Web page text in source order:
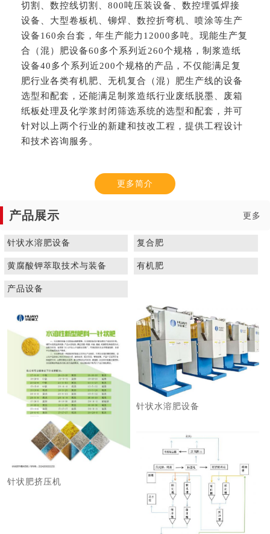
切割、数控线切割、800吨压装设备、数控埋弧焊接
设备、大型卷板机、铆焊、数控折弯机、喷涂等生产
设备160余台套，年生产能力12000多吨。现能生产复
合（混）肥设备60多个系列近260个规格，制浆造纸
设备40多个系列近200个规格的产品，不仅能满足复
肥行业各类有机肥、无机复合（混）肥生产线的设备
选型和配套，还能满足制浆造纸行业废纸脱墨、废箱
纸板处理及化学浆封闭筛选系统的选型和配套，并可
针对以上两个行业的新建和技改工程，提供工程设计
和技术咨询服务。
更多简介
产品展示 更多
针状水溶肥设备 复合肥
黄腐酸钾萃取技术与装备 有机肥
产品设备
针状肥挤压机
针状水溶肥设备